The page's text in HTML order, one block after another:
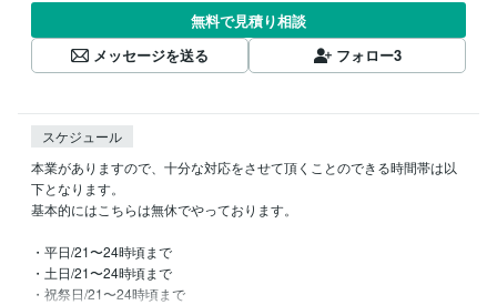
無料で見積り相談
メッセージを送る
フォロー3
スケジュール
本業がありますので、十分な対応をさせて頂くことのできる時間帯は以
下となります。
基本的にはこちらは無休でやっております。
・平日/21〜24時頃まで
・土日/21〜24時頃まで
・祝祭日/21〜24時頃まで